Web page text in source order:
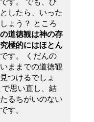
したら、いった
ょう？ ところ
道徳観は神の存
極的にはほとん
す。 くだんの
ままでの道徳観
つけるでしょ
思い直し、結
るちがいのない
す。